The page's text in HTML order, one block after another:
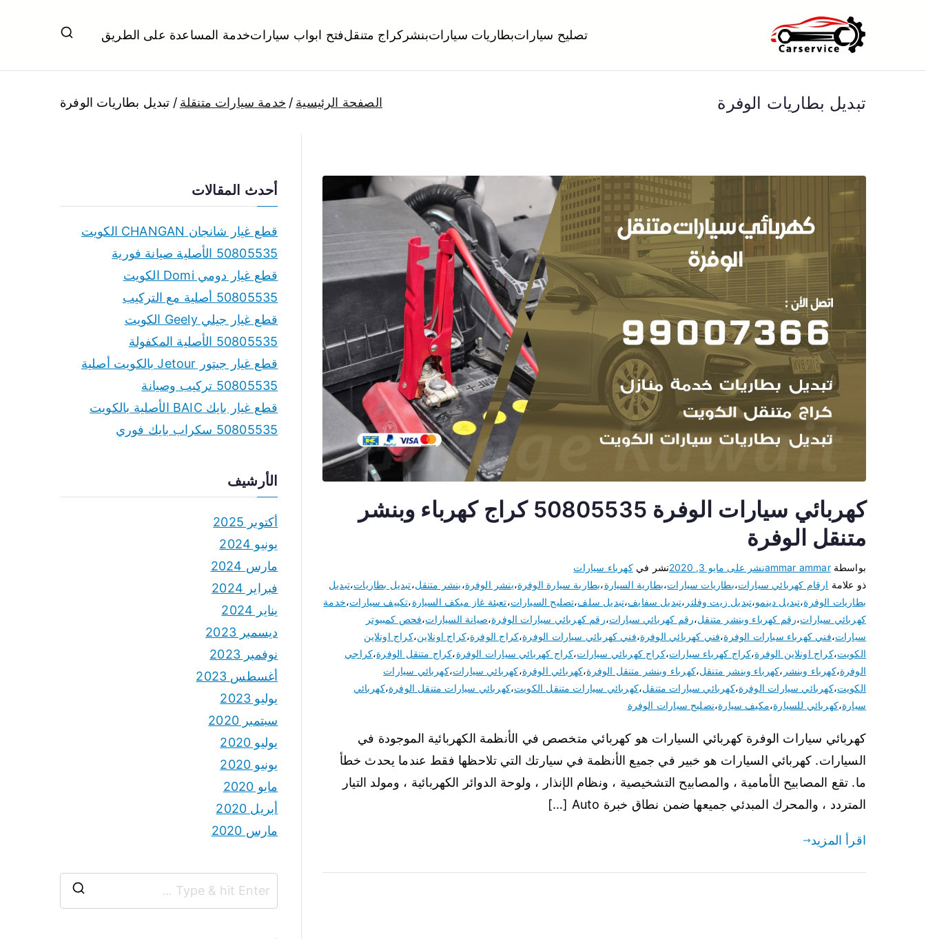
بنشر متنقل الكويت
بنشر متنقل الكويت كهرباء وبنشر تبديل تواير تواير اطارات عجلات تصليح وصيانة سيارات امام المنزل تبديل بطاريات بارخص الاسعار
تصليح سياراتبطاريات سياراتبنشر كراج متنقلفتح ابواب سياراتخدمة المساعدة على الطريق
تبديل بطاريات الوفرة الصفحة الرئيسية خدمة سيارات متنقلة تبديل بطاريات الوفرة
كهربائي سيارات الوفرة 50805535 كراج كهرباء وبنشر
متنقل الوفرة
بواسطةammar ammarنشر على مايو 3, 2020 نشر فيكهرباء سيارات
ذو علامة ارقام كهربائي سيارات،بطاريات سيارات،بطارية السيارة،بطارية سيارة الوفرة،بنشر الوفرة،بنشر متنقل،تبديل بطاريات،تبديل
بطاريات الوفرة،تبديل دينمو،تبديل زيت وفلتر ،تبديل سفايف،تبديل سلف،تصليح السيارات،تعبئة غاز ميكف السيارة،تكييف سيارات،خدمة
كهربائي سيارات،رقم كهرباء وبنشر متنقل،رقم كهربائي سيارات،رقم كهربائي سيارات الوفرة،صيانة السيارات،فحص كمبيوتر
سيارات،فني كهرباء سيارات الوفرة،فني كهربائي الوفرة،فني كهربائي سيارات الوفرة،كراج الوفرة،كراج اونلاين،كراج اونلاين
الكويت،كراج اونلاين الوفرة،كراج كهرباء سيارات،كراج كهربائي سيارات،كراج كهربائي سيارات الوفرة،كراج متنقل الوفرة،كراجي
الوفرة،كهرباء وبنشر ،كهرباء وبنشر متنقل،كهرباء وبنشر متنقل الوفرة،كهربائي الوفرة،كهربائي سيارات،كهربائي سيارات
الكويت،كهربائي سيارات الوفرة،كهربائي سيارات متنقل،كهربائي سيارات متنقل الكويت،كهربائي سيارات متنقل الوفرة،كهربائي
سيارة،كهربائي للسيارة،مكيف سيارة،نصليح سيارات الوفرة
كهربائي سيارات الوفرة كهربائي السيارات هو كهربائي متخصص في الأنظمة الكهربائية الموجودة في
السيارات. كهربائي السيارات هو خبير في جميع الأنظمة في سيارتك التي تلاحظها فقط عندما يحدث خطأ
ما. تقع المصابيح الأمامية ، والمصابيح التشخيصية ، ونظام الإنذار ، ولوحة الدوائر الكهربائية ، ومولد التيار
المتردد ، والمحرك المبدئي جميعها ضمن نطاق خبرة Auto […]
اقرأ المزيد
أحدث المقالات
قطع غيار شانجان CHANGAN الكويت
50805535 الأصلية صيانة فورية
قطع غيار دومي Domi الكويت
50805535 أصلية مع التركيب
قطع غيار جيلي Geely الكويت
50805535 الأصلية المكفولة
قطع غيار جيتور Jetour بالكويت أصلية
50805535 تركيب وصيانة
قطع غيار بايك BAIC الأصلية بالكويت
50805535 سكراب بايك فوري
الأرشيف
أكتوبر 2025
يونيو 2024
مارس 2024
فبراير 2024
يناير 2024
ديسمبر 2023
نوفمبر 2023
أغسطس 2023
يوليو 2023
سبتمبر 2020
يوليو 2020
يونيو 2020
مايو 2020
أبريل 2020
مارس 2020